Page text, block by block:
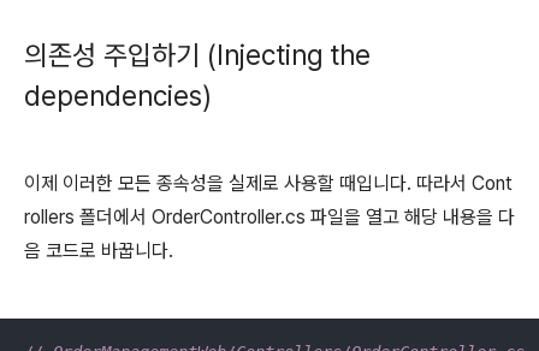
의존성 주입하기 (Injecting the
dependencies)
이제 이러한 모든 종속성을 실제로 사용할 때입니다. 따라서 Cont
rollers 폴더에서 OrderController.cs 파일을 열고 해당 내용을 다
음 코드로 바꿉니다.